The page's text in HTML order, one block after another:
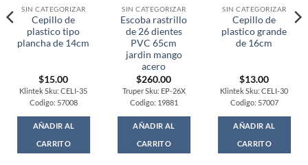
SIN CATEGORIZAR
Cepillo de
plastico tipo
plancha de 14cm
$15.00
Klintek Sku: CELI-35
Codigo: 57008
AÑADIR AL
CARRITO
SIN CATEGORIZAR
Escoba rastrillo
de 26 dientes
PVC 65cm
jardin mango
acero
$260.00
Truper Sku: EP-26X
Codigo: 19881
AÑADIR AL
CARRITO
SIN CATEGORIZAR
Cepillo de
plastico grande
de 16cm
$13.00
Klintek Sku: CELI-30
Codigo: 57007
AÑADIR AL
CARRITO